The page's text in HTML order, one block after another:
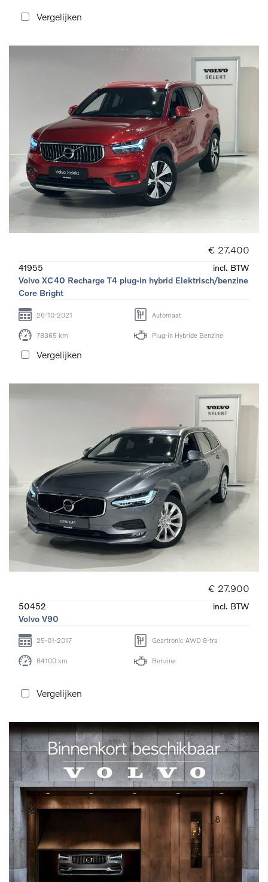
Vergelijken
€ 27.400
41955
incl. BTW
Volvo XC40 Recharge T4 plug-in hybrid Elektrisch/benzine
Core Bright
26-10-2021 Automaat
78365 km Plug-in Hybride Benzine
Vergelijken
€ 27.900
50452
incl. BTW
Volvo V90
25-01-2017 Geartronic AWD 8-tra
84100 km Benzine
Vergelijken